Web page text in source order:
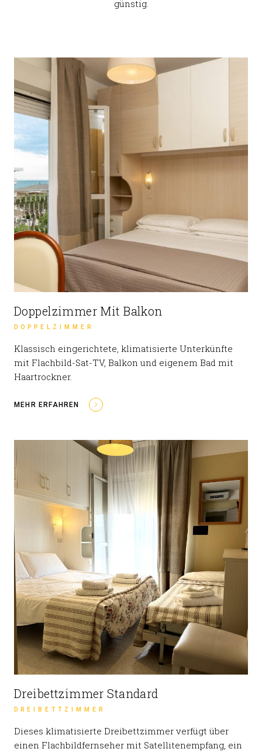
günstig.
Doppelzimmer Mit Balkon
DOPPELZIMMER
Klassisch eingerichtete, klimatisierte Unterkünfte
mit Flachbild-Sat-TV, Balkon und eigenem Bad mit
Haartrockner.
MEHR ERFAHREN
Dreibettzimmer Standard
DREIBETTZIMMER
Dieses klimatisierte Dreibettzimmer verfügt über
einen Flachbildfernseher mit Satellitenempfang, ein